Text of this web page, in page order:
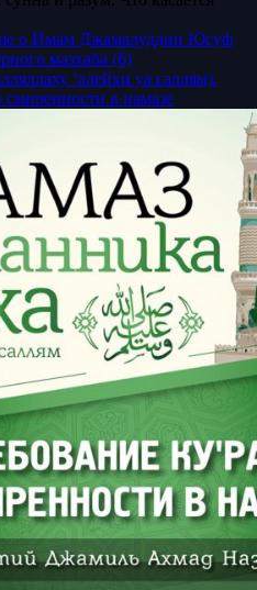
о Имам Джамалуддин Юсуф
мазхаба (6)
‘алейхи уа саллям).
смиренности в намазе